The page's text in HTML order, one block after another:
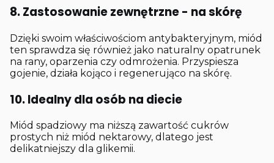
8. Zastosowanie zewnętrzne - na skórę
Dzięki swoim właściwościom antybakteryjnym, miód
ten sprawdza się również jako naturalny opatrunek
na rany, oparzenia czy odmrożenia. Przyspiesza
gojenie, działa kojąco i regenerująco na skórę.
10. Idealny dla osób na diecie
Miód spadziowy ma niższą zawartość cukrów
prostych niż miód nektarowy, dlatego jest
delikatniejszy dla glikemii.